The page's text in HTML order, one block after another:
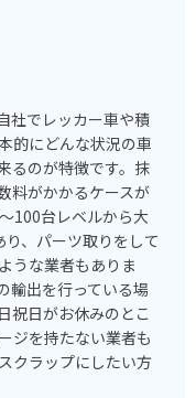
社でレッカー車や積
的にどんな状況の車
るのが特徴です。抹
料がかかるケースが
100台レベルから大
、パーツ取りをして
うな業者もありま
輸出を行っている場
祝日がお休みのとこ
ジを持たない業者も
クラップにしたい方